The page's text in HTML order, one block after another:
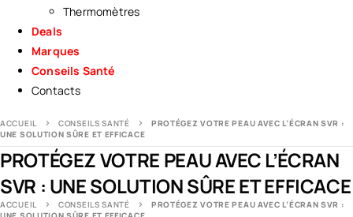
Thermomètres
Deals
Marques
Conseils Santé
Contacts
ACCUEIL CONSEILS SANTÉ
PROTÉGEZ VOTRE PEAU AVEC L’ÉCRAN SVR :
UNE SOLUTION SÛRE ET EFFICACE
PROTÉGEZ VOTRE PEAU AVEC L’ÉCRAN
SVR : UNE SOLUTION SÛRE ET EFFICACE
ACCUEIL CONSEILS SANTÉ
PROTÉGEZ VOTRE PEAU AVEC L’ÉCRAN SVR :